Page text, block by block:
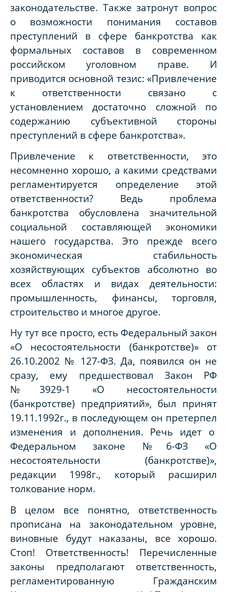
законодательстве. Также затронут вопрос
о возможности понимания составов
преступлений в сфере банкротства как
формальных составов в современном
российском уголовном праве. И
приводится основной тезис: «Привлечение
к ответственности связано с
установлением достаточно сложной по
содержанию субъективной стороны
преступлений в сфере банкротства».
Привлечение к ответственности, это
несомненно хорошо, а какими средствами
регламентируется определение этой
ответственности? Ведь проблема
банкротства обусловлена значительной
социальной составляющей экономики
нашего государства. Это прежде всего
экономическая стабильность
хозяйствующих субъектов абсолютно во
всех областях и видах деятельности:
промышленность, финансы, торговля,
строительство и многое другое.
Ну тут все просто, есть Федеральный закон
«О несостоятельности (банкротстве)» от
26.10.2002 № 127-ФЗ. Да, появился он не
сразу, ему предшествовал Закон РФ
№3929-1 «О несостоятельности
(банкротстве) предприятий», был принят
19.11.1992г., в последующем он претерпел
изменения и дополнения. Речь идет о
Федеральном законе №6-ФЗ «О
несостоятельности (банкротстве)»,
редакции 1998г., который расширил
толкование норм.
В целом все понятно, ответственность
прописана на законодательном уровне,
виновные будут наказаны, все хорошо.
Стоп! Ответственность! Перечисленные
законы предполагают ответственность,
регламентированную Гражданским